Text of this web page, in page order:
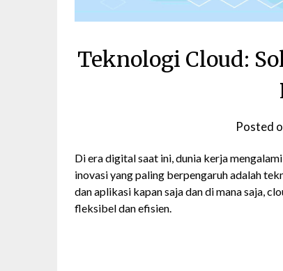
Teknologi Cloud:
Posted
Di era digital saat ini, dunia kerja
inovasi yang paling berpengaruh adalah
dan aplikasi kapan saja dan di mana saja,
fleksibel dan efisien.